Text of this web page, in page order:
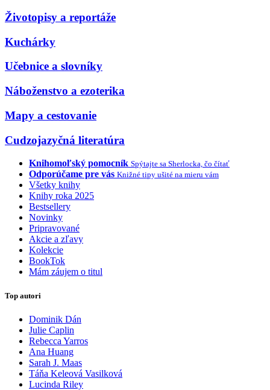
Životopisy a reportáže
Kuchárky
Učebnice a slovníky
Náboženstvo a ezoterika
Mapy a cestovanie
Cudzojazyčná literatúra
Knihomoľský pomocník Spýtajte sa Sherlocka, čo čítať
Odporúčame pre vás Knižné tipy ušité na mieru vám
Všetky knihy
Knihy roka 2025
Bestsellery
Novinky
Pripravované
Akcie a zľavy
Kolekcie
BookTok
Mám záujem o titul
Top autori
Dominik Dán
Julie Caplin
Rebecca Yarros
Ana Huang
Sarah J. Maas
Táňa Keleová Vasilková
Lucinda Riley